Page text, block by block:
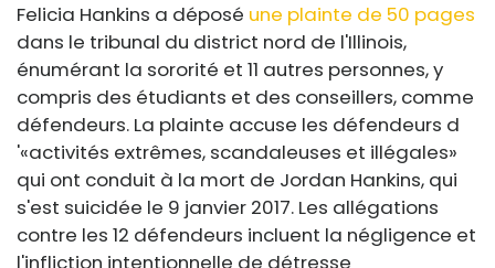
Felicia Hankins a déposé une plainte de 50 pages
dans le tribunal du district nord de l'Illinois,
énumérant la sororité et 11 autres personnes, y
compris des étudiants et des conseillers, comme
défendeurs. La plainte accuse les défendeurs d
'«activités extrêmes, scandaleuses et illégales»
qui ont conduit à la mort de Jordan Hankins, qui
s'est suicidée le 9 janvier 2017. Les allégations
contre les 12 défendeurs incluent la négligence et
l'infliction intentionnelle de détresse